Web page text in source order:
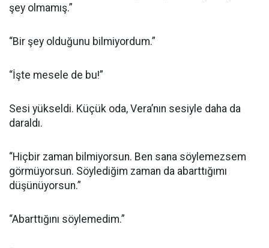
şey olmamış.”
“Bir şey olduğunu bilmiyordum.”
“İşte mesele de bu!”
Sesi yükseldi. Küçük oda, Vera’nın sesiyle daha da
daraldı.
“Hiçbir zaman bilmiyorsun. Ben sana söylemezsem
görmüyorsun. Söylediğim zaman da abarttığımı
düşünüyorsun.”
“Abarttığını söylemedim.”